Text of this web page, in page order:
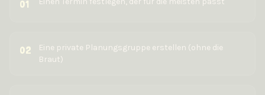
01
02
Eine private Planungsgruppe erstellen (ohne die
Braut)